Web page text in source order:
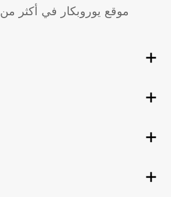
موقع يوروبكار في أكثر من